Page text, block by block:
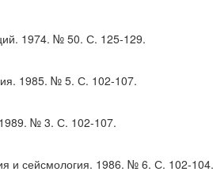
1974. № 50. С. 125-129.
1985. № 5. С. 102-107.
№ 3. С. 102-107.
и сейсмология. 1986. № 6. С. 102-104.